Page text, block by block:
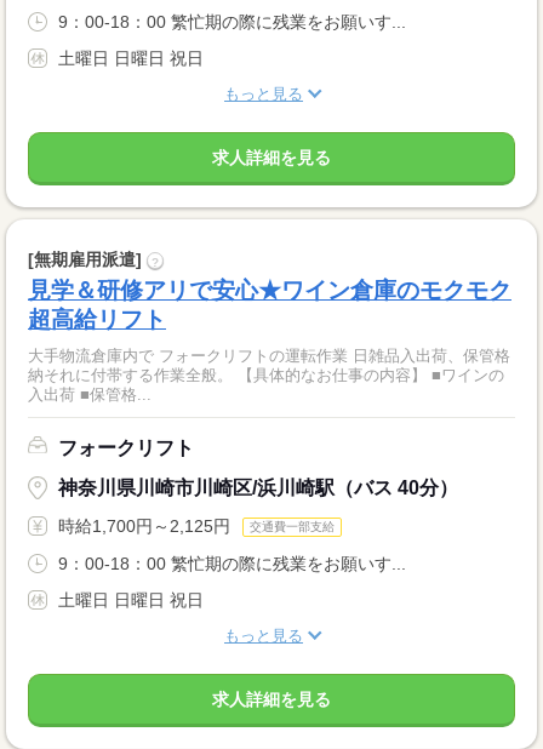
9：00‐18：00 繁忙期の際に残業をお願いす...
土曜日 日曜日 祝日
もっと見る
求人詳細を見る
[無期雇用派遣] ?
見学＆研修アリで安心★ワイン倉庫のモクモク
超高給リフト
大手物流倉庫内で フォークリフトの運転作業 日雑品入出荷、保管格
納それに付帯する作業全般。 【具体的なお仕事の内容】 ■ワインの
入出荷 ■保管格...
フォークリフト
神奈川県川崎市川崎区/浜川崎駅（バス 40分）
時給1,700円～2,125円 交通費一部支給
9：00‐18：00 繁忙期の際に残業をお願いす...
土曜日 日曜日 祝日
もっと見る
求人詳細を見る